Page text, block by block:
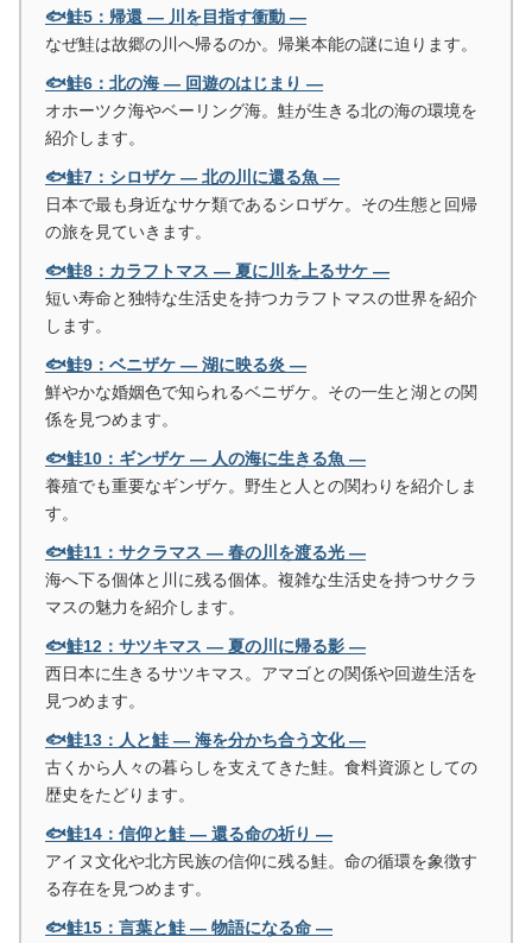
🐟鮭5：帰還 ― 川を目指す衝動 ―
なぜ鮭は故郷の川へ帰るのか。帰巣本能の謎に迫ります。
🐟鮭6：北の海 ― 回遊のはじまり ―
オホーツク海やベーリング海。鮭が生きる北の海の環境を
紹介します。
🐟鮭7：シロザケ ― 北の川に還る魚 ―
日本で最も身近なサケ類であるシロザケ。その生態と回帰
の旅を見ていきます。
🐟鮭8：カラフトマス ― 夏に川を上るサケ ―
短い寿命と独特な生活史を持つカラフトマスの世界を紹介
します。
🐟鮭9：ベニザケ ― 湖に映る炎 ―
鮮やかな婚姻色で知られるベニザケ。その一生と湖との関
係を見つめます。
🐟鮭10：ギンザケ ― 人の海に生きる魚 ―
養殖でも重要なギンザケ。野生と人との関わりを紹介しま
す。
🐟鮭11：サクラマス ― 春の川を渡る光 ―
海へ下る個体と川に残る個体。複雑な生活史を持つサクラ
マスの魅力を紹介します。
🐟鮭12：サツキマス ― 夏の川に帰る影 ―
西日本に生きるサツキマス。アマゴとの関係や回遊生活を
見つめます。
🐟鮭13：人と鮭 ― 海を分かち合う文化 ―
古くから人々の暮らしを支えてきた鮭。食料資源としての
歴史をたどります。
🐟鮭14：信仰と鮭 ― 還る命の祈り ―
アイヌ文化や北方民族の信仰に残る鮭。命の循環を象徴す
る存在を見つめます。
🐟鮭15：言葉と鮭 ― 物語になる命 ―